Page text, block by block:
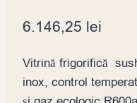
6.146,25 lei
Vitrină frigorifică
inox, control